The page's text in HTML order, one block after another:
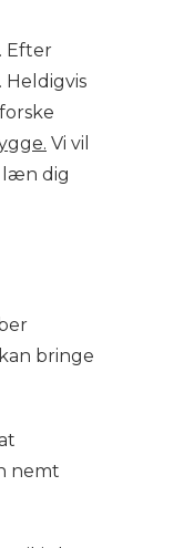
Efter
Vi vil
læn dig
bringe
nemt